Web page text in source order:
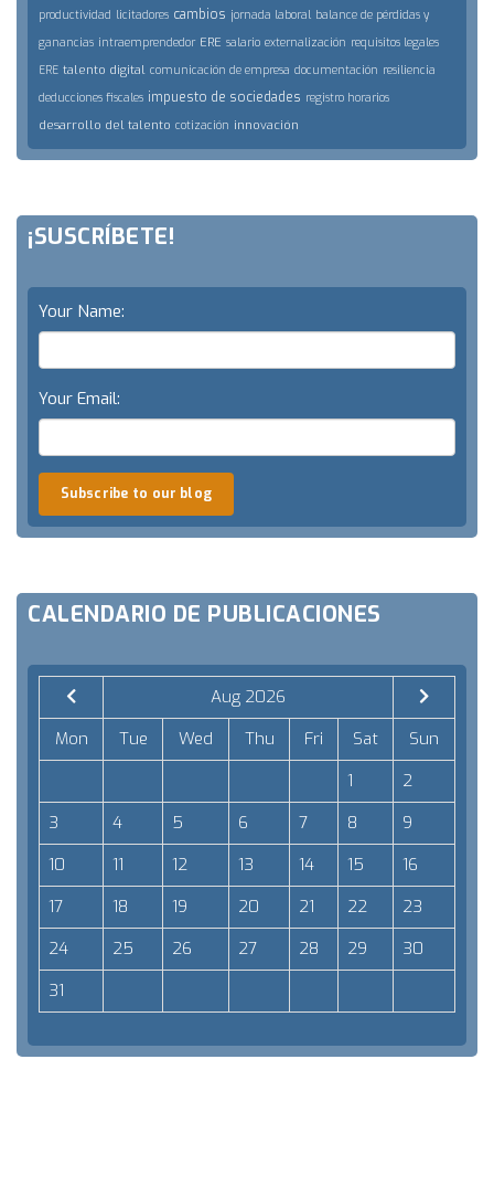
productividad licitadores cambios jornada laboral balance de pérdidas y
ganancias intraemprendedor ERE salario externalización requisitos legales
ERE talento digital comunicación de empresa documentación resiliencia
deducciones fiscales impuesto de sociedades registro horarios
desarrollo del talento cotización innovación
¡SUSCRÍBETE!
Your Name:
Your Email:
Subscribe to our blog
CALENDARIO DE PUBLICACIONES
Aug 2026
Mon
Tue Wed Thu Fri Sat
Sun
1
2
3
4 5 6 7 8
9
10
11 12 13 14 15
16
17
18 19 20 21 22
23
24
25 26 27 28 29
30
31